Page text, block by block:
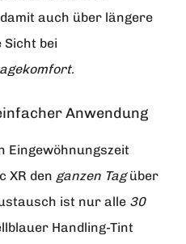
auch über längere
bei
.
Anwendung
Eingewöhnungszeit
XR den ganzen Tagüber
ist nur alle 30
Handling-Tint